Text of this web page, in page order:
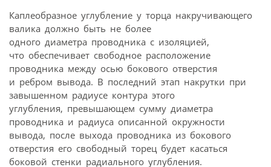
Каплеобразное углубление у торца накручивающего
валика должно быть не более
одного диаметра проводника с изоляцией,
что обеспечивает свободное расположение
проводника между осью бокового отверстия
и ребром вывода. В последний этап накрутки при
завышенном радиусе контура этого
углубления, превышающем сумму диаметра
проводника и радиуса описанной окружности
вывода, после выхода проводника из бокового
отверстия его свободный торец будет касаться
боковой стенки радиального углубления.